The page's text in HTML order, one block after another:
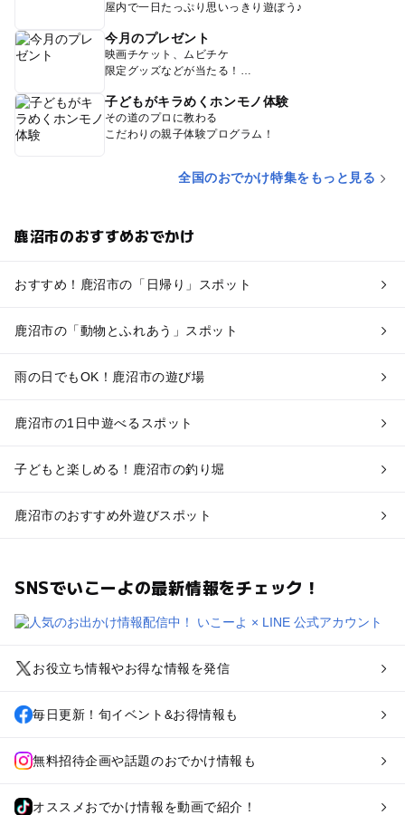
屋内で一日たっぷり思いっきり遊ぼう♪
今月のプレゼント
映画チケット、ムビチケ
限定グッズなどが当たる！
子どもがキラめくホンモノ体験
その道のプロに教わる
こだわりの親子体験プログラム！
全国のおでかけ特集をもっと見る
鹿沼市のおすすめおでかけ
おすすめ！鹿沼市の「日帰り」スポット
鹿沼市の「動物とふれあう」スポット
雨の日でもOK！鹿沼市の遊び場
鹿沼市の1日中遊べるスポット
子どもと楽しめる！鹿沼市の釣り堀
鹿沼市のおすすめ外遊びスポット
SNSでいこーよの最新情報をチェック！
お役立ち情報やお得な情報を発信
毎日更新！旬イベント&お得情報も
無料招待企画や話題のおでかけ情報も
オススメおでかけ情報を動画で紹介！